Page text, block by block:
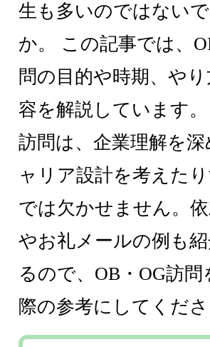
生も多いのではない
か。 この記事では、
問の目的や時期、や
容を解説しています。
訪問は、企業理解を深
ャリア設計を考えた
では欠かせません。
やお礼メールの例も
るので、OB・OG訪問
際の参考にしてくださ